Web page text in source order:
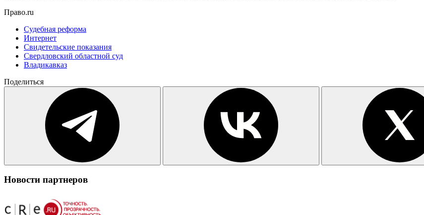
Право.ru
Судебная реформа
Интернет
Свидетельские показания
Свердловский областной суд
Владикавказ
Поделиться
Новости партнеров